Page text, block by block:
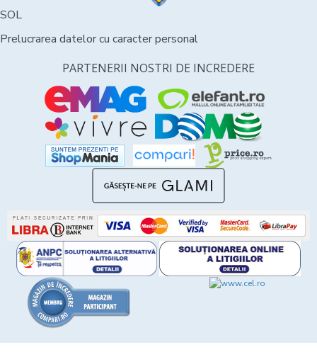
SOL
Prelucrarea datelor cu caracter personal
PARTENERII NOSTRI DE INCREDERE